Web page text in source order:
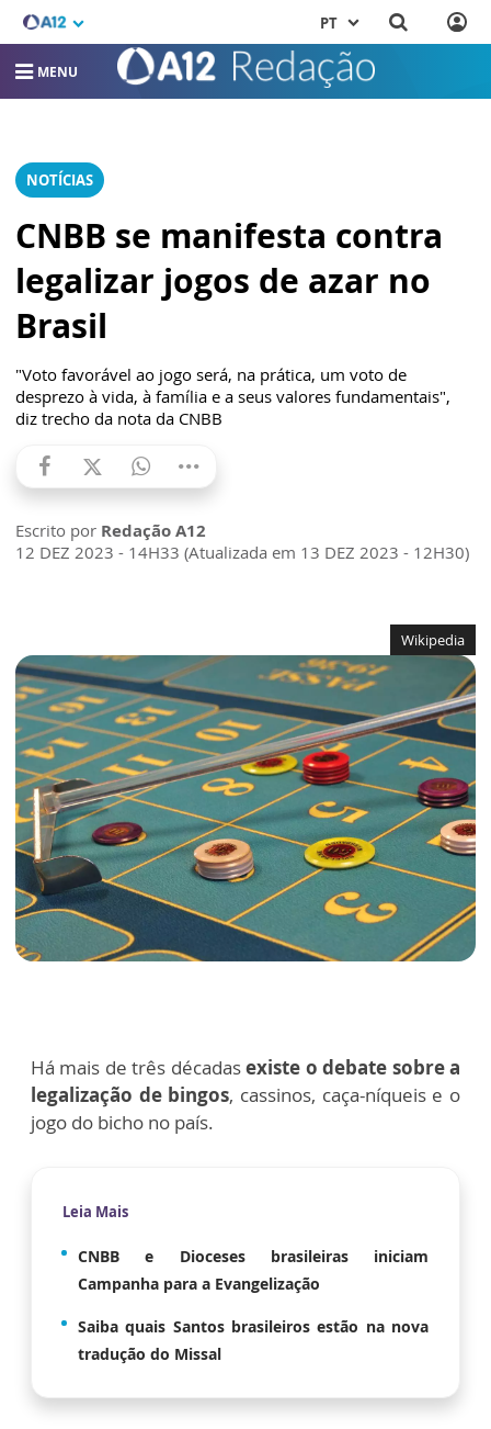
PT
MENU
NOTÍCIAS
CNBB se manifesta contra
legalizar jogos de azar no
Brasil
"Voto favorável ao jogo será, na prática, um voto de
desprezo à vida, à família e a seus valores fundamentais",
diz trecho da nota da CNBB
Escrito por Redação A12
12 DEZ 2023 - 14H33 (Atualizada em 13 DEZ 2023 - 12H30)
Wikipedia
Há mais de três décadasexiste o debate sobre a
legalização de bingos, cassinos, caça-níqueis e o
jogo do bicho no país.
Leia Mais
CNBB e Dioceses brasileiras iniciam
Campanha para a Evangelização
Saiba quais Santos brasileiros estão na nova
tradução do Missal